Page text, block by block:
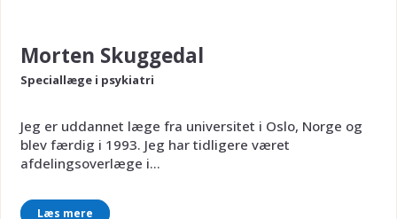
Morten Skuggedal
Speciallæge i psykiatri
Jeg er uddannet læge fra universitet i Oslo, Norge og
blev færdig i 1993. Jeg har tidligere været
afdelingsoverlæge i...
Læs mere